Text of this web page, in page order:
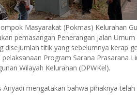
Masyarakat (Pokmas) Kelurahan
pemasangan Penerangan Jalan Umum
disejumlah titik yang sebelumnya kerap
Program Sarana Prasarana
Wilayah Kelurahan (DPWKel).
Ariyadi mengatakan bahwa pihaknya